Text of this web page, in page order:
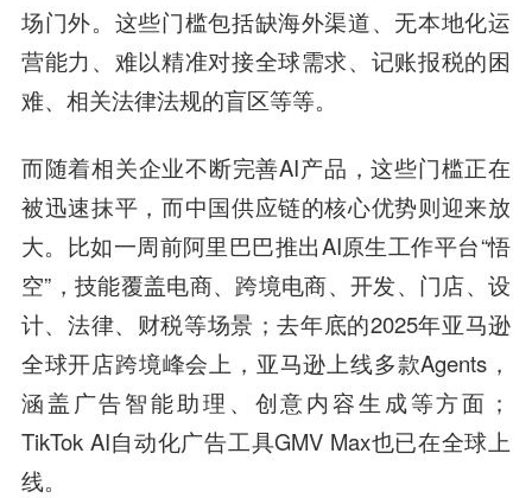
场门外。这些门槛包括缺海外渠道、无本地化运
营能力、难以精准对接全球需求、记账报税的困
难、相关法律法规的盲区等等。
而随着相关企业不断完善AI产品，这些门槛正在
被迅速抹平，而中国供应链的核心优势则迎来放
大。比如一周前阿里巴巴推出AI原生工作平台“悟
空”，技能覆盖电商、跨境电商、开发、门店、设
计、法律、财税等场景；去年底的2025年亚马逊
全球开店跨境峰会上，亚马逊上线多款Agents，
涵盖广告智能助理、创意内容生成等方面；
TikTok AI自动化广告工具GMV Max也已在全球上
线。